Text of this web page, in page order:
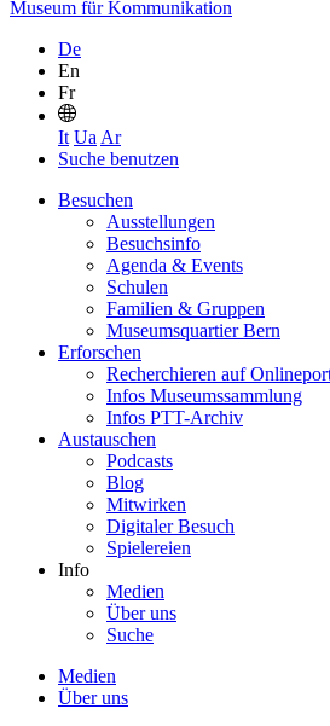
Museum für Kommunikation
De
En
Fr
It Ua Ar
Suche benutzen
Besuchen
Ausstellungen
Besuchsinfo
Agenda & Events
Schulen
Familien & Gruppen
Museumsquartier Bern
Erforschen
Recherchieren auf
Infos Museumssammlung
Infos PTT-Archiv
Austauschen
Podcasts
Blog
Mitwirken
Digitaler Besuch
Spielereien
Info
Medien
Über uns
Suche
Medien
Über uns